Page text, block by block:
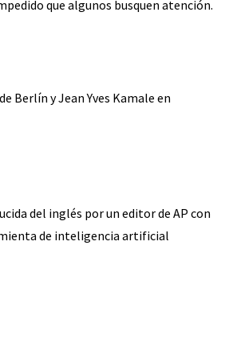
que algunos busquen atención.
Berlín y Jean Yves Kamale en
del inglés por un editor de AP con
de inteligencia artificial